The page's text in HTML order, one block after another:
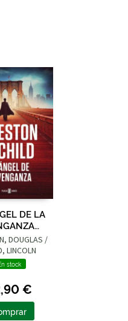
DE LA
22)
DOUGLAS /
LINCOLN
stock
€